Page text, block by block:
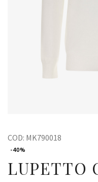
COD: MK790018
-40%
LUPETTO